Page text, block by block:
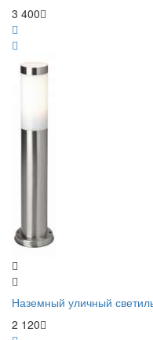
3 400
Наземный уличный
2 120